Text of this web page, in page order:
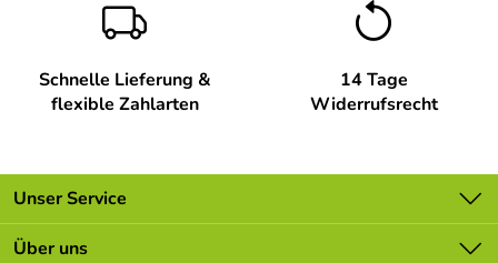
Schnelle Lieferung &
flexible Zahlarten
14 Tage
Widerrufsrecht
Unser Service
Kontakt
Über uns